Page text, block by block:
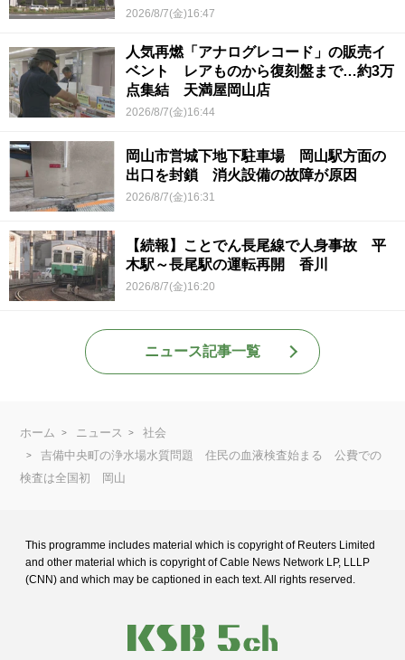
ていて被害結果も非常に重い」
2026/8/7(金)16:47
人気再燃「アナログレコード」の販売イ
ベント レアものから復刻盤まで…約3万
点集結 天満屋岡山店
2026/8/7(金)16:44
岡山市営城下地下駐車場 岡山駅方面の
出口を封鎖 消火設備の故障が原因
2026/8/7(金)16:31
【続報】ことでん長尾線で人身事故 平
木駅～長尾駅の運転再開 香川
2026/8/7(金)16:20
ニュース記事一覧
ホーム ニュース
社会
吉備中央町の浄水場水質問題 住民の血液検査始まる 公費での
検査は全国初 岡山
This programme includes material which is copyright of Reuters Limited
and other material which is copyright of Cable News Network LP, LLLP
(CNN) and which may be captioned in each text. All rights reserved.